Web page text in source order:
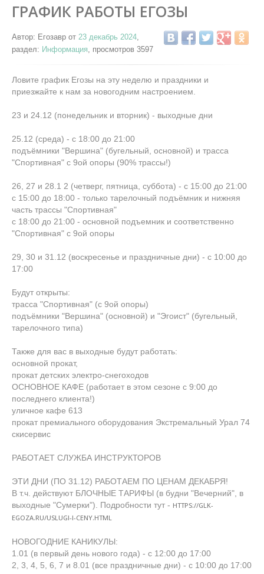
ГРАФИК РАБОТЫ ЕГОЗЫ
Автор: Егозавр от 23 декабрь 2024
раздел: Информация , просмотров 3597
Ловите график Егозы на эту неделю и праздники и
приезжайте к нам за новогодним настроением.
23 и 24.12 (понедельник и вторник) - выходные дни
25.12 (среда) - с 18:00 до 21:00
подъёмники "Вершина" (бугельный, основной) и трасса
"Спортивная" с 9ой опоры (90% трассы!)
26, 27 и 28.1 2 (четверг, пятница, суббота) - с 15:00 до 21:00
с 15:00 до 18:00 - только тарелочный подъёмник и нижняя
часть трассы "Спортивная"
с 18:00 до 21:00 - основной подъемник и соответственно
"Спортивная" с 9ой опоры
29, 30 и 31.12 (воскресенье и праздничные дни) - с 10:00 до
17:00
Будут открыты:
трасса "Спортивная" (с 9ой опоры)
подъёмники "Вершина" (основной) и "Эгоист" (бугельный,
тарелочного типа)
Также для вас в выходные будут работать:
основной прокат,
прокат детских электро-снегоходов
ОСНОВНОЕ КАФЕ (работает в этом сезоне с 9:00 до
последнего клиента!)
уличное кафе 613
прокат премиального оборудования Экстремальный Урал 74
скисервис
РАБОТАЕТ СЛУЖБА ИНСТРУКТОРОВ
ЭТИ ДНИ (ПО 31.12) РАБОТАЕМ ПО ЦЕНАМ ДЕКАБРЯ!
В т.ч. действуют БЛОЧНЫЕ ТАРИФЫ (в будни "Вечерний", в
выходные "Сумерки"). Подробности тут - HTTPS://GLK-
EGOZA.RU/USLUGI-I-CENY.HTML
НОВОГОДНИЕ КАНИКУЛЫ:
1.01 (в первый день нового года) - с 12:00 до 17:00
2, 3, 4, 5, 6, 7 и 8.01 (все праздничные дни) - с 10:00 до 17:00